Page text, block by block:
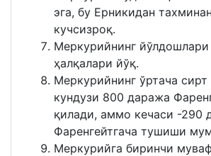
эга, бу Ерникидан
кучсизроқ.
Меркурийнинг йўлдошлари
ҳалқалари йўқ.
Меркурийнинг ўртача сирт
кундузи 800 даража
қилади, аммо кечаси -290
Фаренгейтгача тушиши
Меркурийга биринчи